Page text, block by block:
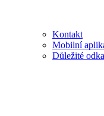
Kontakt
Mobilní
Důležité